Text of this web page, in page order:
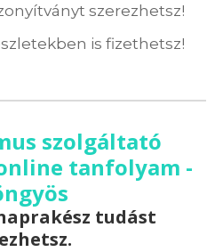
szerezhetsz!
is fizethetsz!
szolgáltató
tanfolyam -
tudást